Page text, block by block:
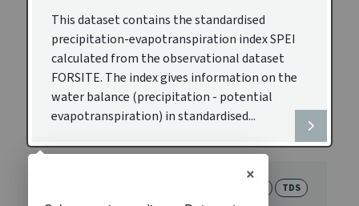
This dataset contains the standardised
precipitation-evapotranspiration index SPEI
calculated from the observational dataset
FORSITE. The index gives information on the
water balance (precipitation - potential
evapotranspiration) in standardised...
TDS
×